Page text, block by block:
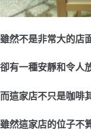
雖然不是非常大的店
卻有一種安靜和令人
而這家店不只是咖啡
雖然這家店的位子不